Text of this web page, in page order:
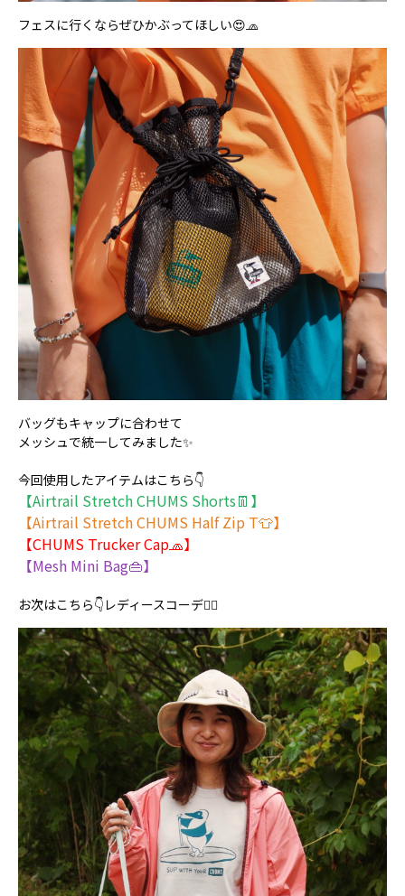
フェスに行くならぜひかぶってほしい😍🧢
バッグもキャップに合わせて
メッシュで統一してみました✨
今回使用したアイテムはこちら👇
【Airtrail Stretch CHUMS Shorts👖】
【Airtrail Stretch CHUMS Half Zip T👕】
【CHUMS Trucker Cap🧢】
【Mesh Mini Bag👜】
お次はこちら👇レディースコーデ💁‍♀️